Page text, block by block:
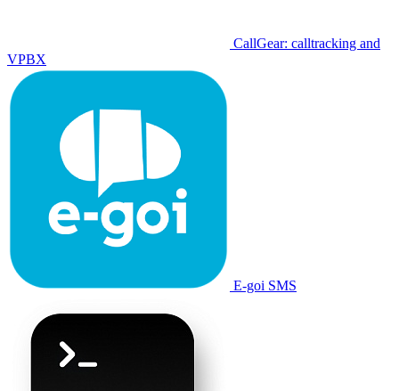
CallGear: calltracking and
VPBX
E-goi SMS